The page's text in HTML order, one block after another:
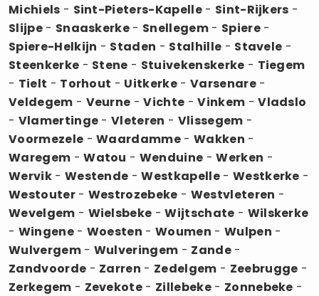
Michiels - Sint-Pieters-Kapelle- Sint-Rijkers -
Slijpe- Snaaskerke - Snellegem- Spiere-
Spiere-Helkijn - Staden - Stalhille - Stavele -
Steenkerke - Stene - Stuivekenskerke - Tiegem
- Tielt - Torhout - Uitkerke - Varsenare-
Veldegem - Veurne -Vichte -Vinkem -Vladslo
- Vlamertinge -Vleteren - Vlissegem -
Voormezele -Waardamme -Wakken -
Waregem -Watou - Wenduine -Werken -
Wervik- Westende -Westkapelle- Westkerke -
Westouter- Westrozebeke - Westvleteren -
Wevelgem - Wielsbeke -Wijtschate - Wilskerke
- Wingene- Woesten -Woumen - Wulpen -
Wulvergem- Wulveringem - Zande-
Zandvoorde - Zarren - Zedelgem - Zeebrugge -
Zerkegem - Zevekote - Zillebeke- Zonnebeke -